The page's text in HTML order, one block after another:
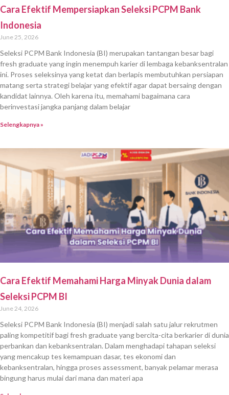
Cara Efektif Mempersiapkan Seleksi PCPM Bank
Indonesia
June 25, 2026
Seleksi PCPM Bank Indonesia (BI) merupakan tantangan besar bagi
fresh graduate yang ingin menempuh karier di lembaga kebanksentralan
ini. Proses seleksinya yang ketat dan berlapis membutuhkan persiapan
matang serta strategi belajar yang efektif agar dapat bersaing dengan
kandidat lainnya. Oleh karena itu, memahami bagaimana cara
berinvestasi jangka panjang dalam belajar
Selengkapnya »
Cara Efektif Memahami Harga Minyak Dunia dalam
Seleksi PCPM BI
June 24, 2026
Seleksi PCPM Bank Indonesia (BI) menjadi salah satu jalur rekrutmen
paling kompetitif bagi fresh graduate yang bercita-cita berkarier di dunia
perbankan dan kebanksentralan. Dalam menghadapi tahapan seleksi
yang mencakup tes kemampuan dasar, tes ekonomi dan
kebanksentralan, hingga proses assessment, banyak pelamar merasa
bingung harus mulai dari mana dan materi apa